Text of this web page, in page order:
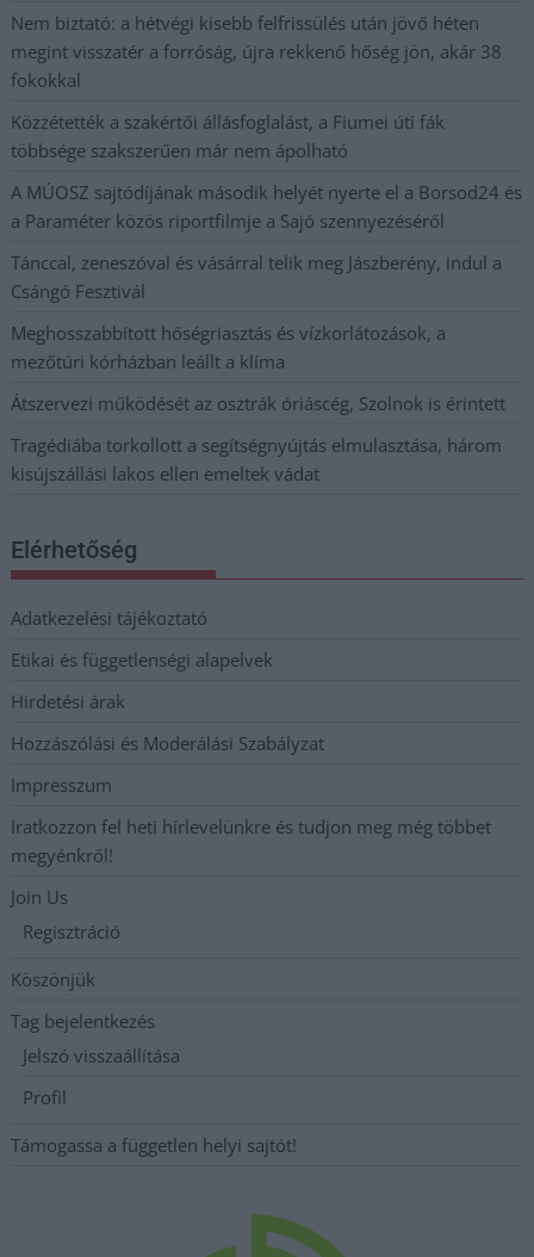
Nem biztató: a hétvégi kisebb felfrissülés után jövő héten
megint visszatér a forróság, újra rekkenő hőség jön, akár 38
fokokkal
Közzétették a szakértői állásfoglalást, a Fiumei úti fák
többsége szakszerűen már nem ápolható
A MÚOSZ sajtódíjának második helyét nyerte el a Borsod24 és
a Paraméter közös riportfilmje a Sajó szennyezéséről
Tánccal, zeneszóval és vásárral telik meg Jászberény, indul a
Csángó Fesztivál
Meghosszabbított hőségriasztás és vízkorlátozások, a
mezőtúri kórházban leállt a klíma
Átszervezi működését az osztrák óriáscég, Szolnok is érintett
Tragédiába torkollott a segítségnyújtás elmulasztása, három
kisújszállási lakos ellen emeltek vádat
Elérhetőség
Adatkezelési tájékoztató
Etikai és függetlenségi alapelvek
Hirdetési árak
Hozzászólási és Moderálási Szabályzat
Impresszum
Iratkozzon fel heti hírlevelünkre és tudjon meg még többet
megyénkről!
Join Us
Regisztráció
Köszönjük
Tag bejelentkezés
Jelszó visszaállítása
Profil
Támogassa a független helyi sajtót!